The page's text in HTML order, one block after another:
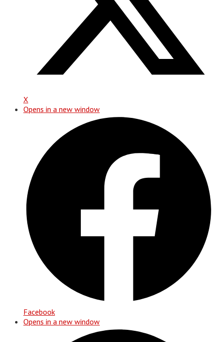
X
Opens in a new window
Facebook
Opens in a new window